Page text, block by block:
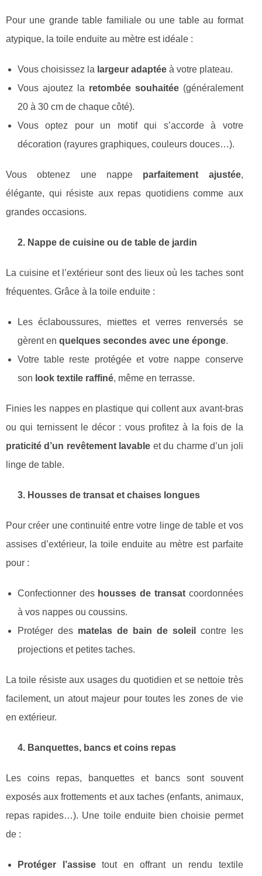
Pour une grande table familiale ou une table au format
atypique, la toile enduite au mètre est idéale :
Vous choisissez la largeur adaptée à votre plateau.
Vous ajoutez la retombée souhaitée(généralement
20 à 30 cm de chaque côté).
Vous optez pour un motif qui s’accorde à votre
décoration (rayures graphiques, couleurs douces…).
Vous obtenez une nappe parfaitement ajustée,
élégante, qui résiste aux repas quotidiens comme aux
grandes occasions.
2. Nappe de cuisine ou de table de jardin
La cuisine et l’extérieur sont des lieux où les taches sont
fréquentes. Grâce à la toile enduite :
Les éclaboussures, miettes et verres renversés se
gèrent en quelques secondes avec une éponge.
Votre table reste protégée et votre nappe conserve
son look textile raffiné, même en terrasse.
Finies les nappes en plastique qui collent aux avant-bras
ou qui ternissent le décor : vous profitez à la fois de la
praticité d’un revêtement lavable et du charme d’un joli
linge de table.
3. Housses de transat et chaises longues
Pour créer une continuité entre votre linge de table et vos
assises d’extérieur, la toile enduite au mètre est parfaite
pour :
Confectionner des housses de transatcoordonnées
à vos nappes ou coussins.
Protéger des matelas de bain de soleil
contre les
projections et petites taches.
La toile résiste aux usages du quotidien et se nettoie très
facilement, un atout majeur pour toutes les zones de vie
en extérieur.
4. Banquettes, bancs et coins repas
Les coins repas, banquettes et bancs sont souvent
exposés aux frottements et aux taches (enfants, animaux,
repas rapides…). Une toile enduite bien choisie permet
de :
Protéger l’assisetout en offrant un rendu textile